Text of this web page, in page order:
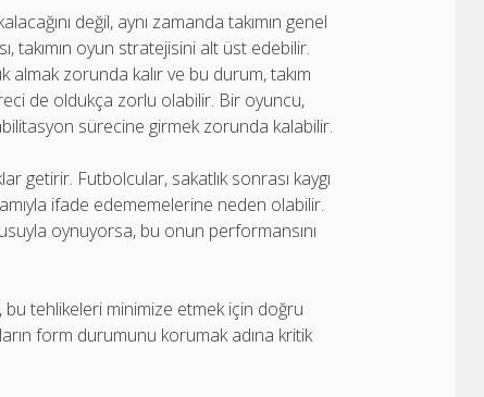
değil, aynı zamanda takımın genel
takımın oyun stratejisini alt üst edebilir.
zorunda kalır ve bu durum, takım
de oldukça zorlu olabilir. Bir oyuncu,
sürecine girmek zorunda kalabilir.
getirir. Futbolcular, sakatlık sonrası kaygı
ifade edememelerine neden olabilir.
oynuyorsa, bu onun performansını
bu tehlikeleri minimize etmek için doğru
form durumunu korumak adına kritik